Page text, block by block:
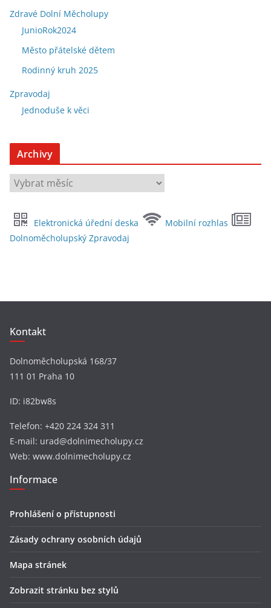
Zdravé Dolní Měcholupy
JunioRok2024
Město přátelské dětem
Rodinný kruh 2025
Zpravodaj
Jednoduše k věci
Archivy
A
r
h
i
Elektronická úřední deska
Mobilní rozhlas
Dolnoměcholupský Zpravodaj
Kontakt
Dolnoměcholupská 168/37
111 01 Praha 10
ID: i82bw8s
Telefon: +420 224 324 311
E-mail: urad@dolnimecholupy.cz
Web: www.dolnimecholupy.cz
Informace
Prohlášení o přístupnosti
Zásady ochrany osobních údajů
Mapa stránek
Zobrazit stránku bez stylů